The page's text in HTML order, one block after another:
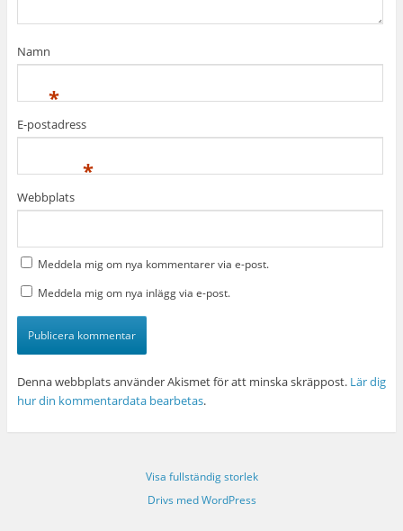
Namn
*
E-postadress
*
Webbplats
Meddela mig om nya kommentarer via e-post.
Meddela mig om nya inlägg via e-post.
Denna webbplats använder Akismet för att minska skräppost. Lär dig
hur din kommentardata bearbetas.
Visa fullständig storlek
Drivs med WordPress